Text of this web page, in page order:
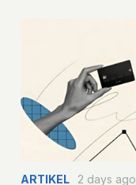
ARTIKEL 2 days ago